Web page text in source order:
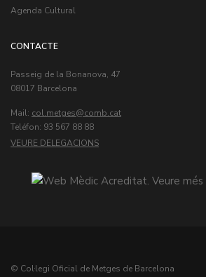
Agenda Cultural
CONTACTE
Passeig de la Bonanova, 47
08017 Barcelona
Mail: col.metges
Teléfon: 93 567 88 88
VEURE DELEGACIONS
© Col·legi Oficial de Metges de Barcelona